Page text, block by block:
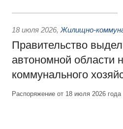
18 июля 2026, Жилищно-
Правительство
автономной области
коммунального
Распоряжение от 18 июля 2026